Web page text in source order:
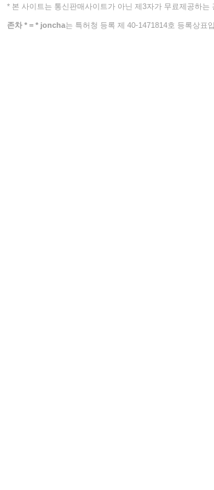
* 본 사이트는 통신판매사이트가 아닌 제3자가 무료제공하는
존차 * = * joncha는 특허청 등록 제 40-1471814호 등록상표